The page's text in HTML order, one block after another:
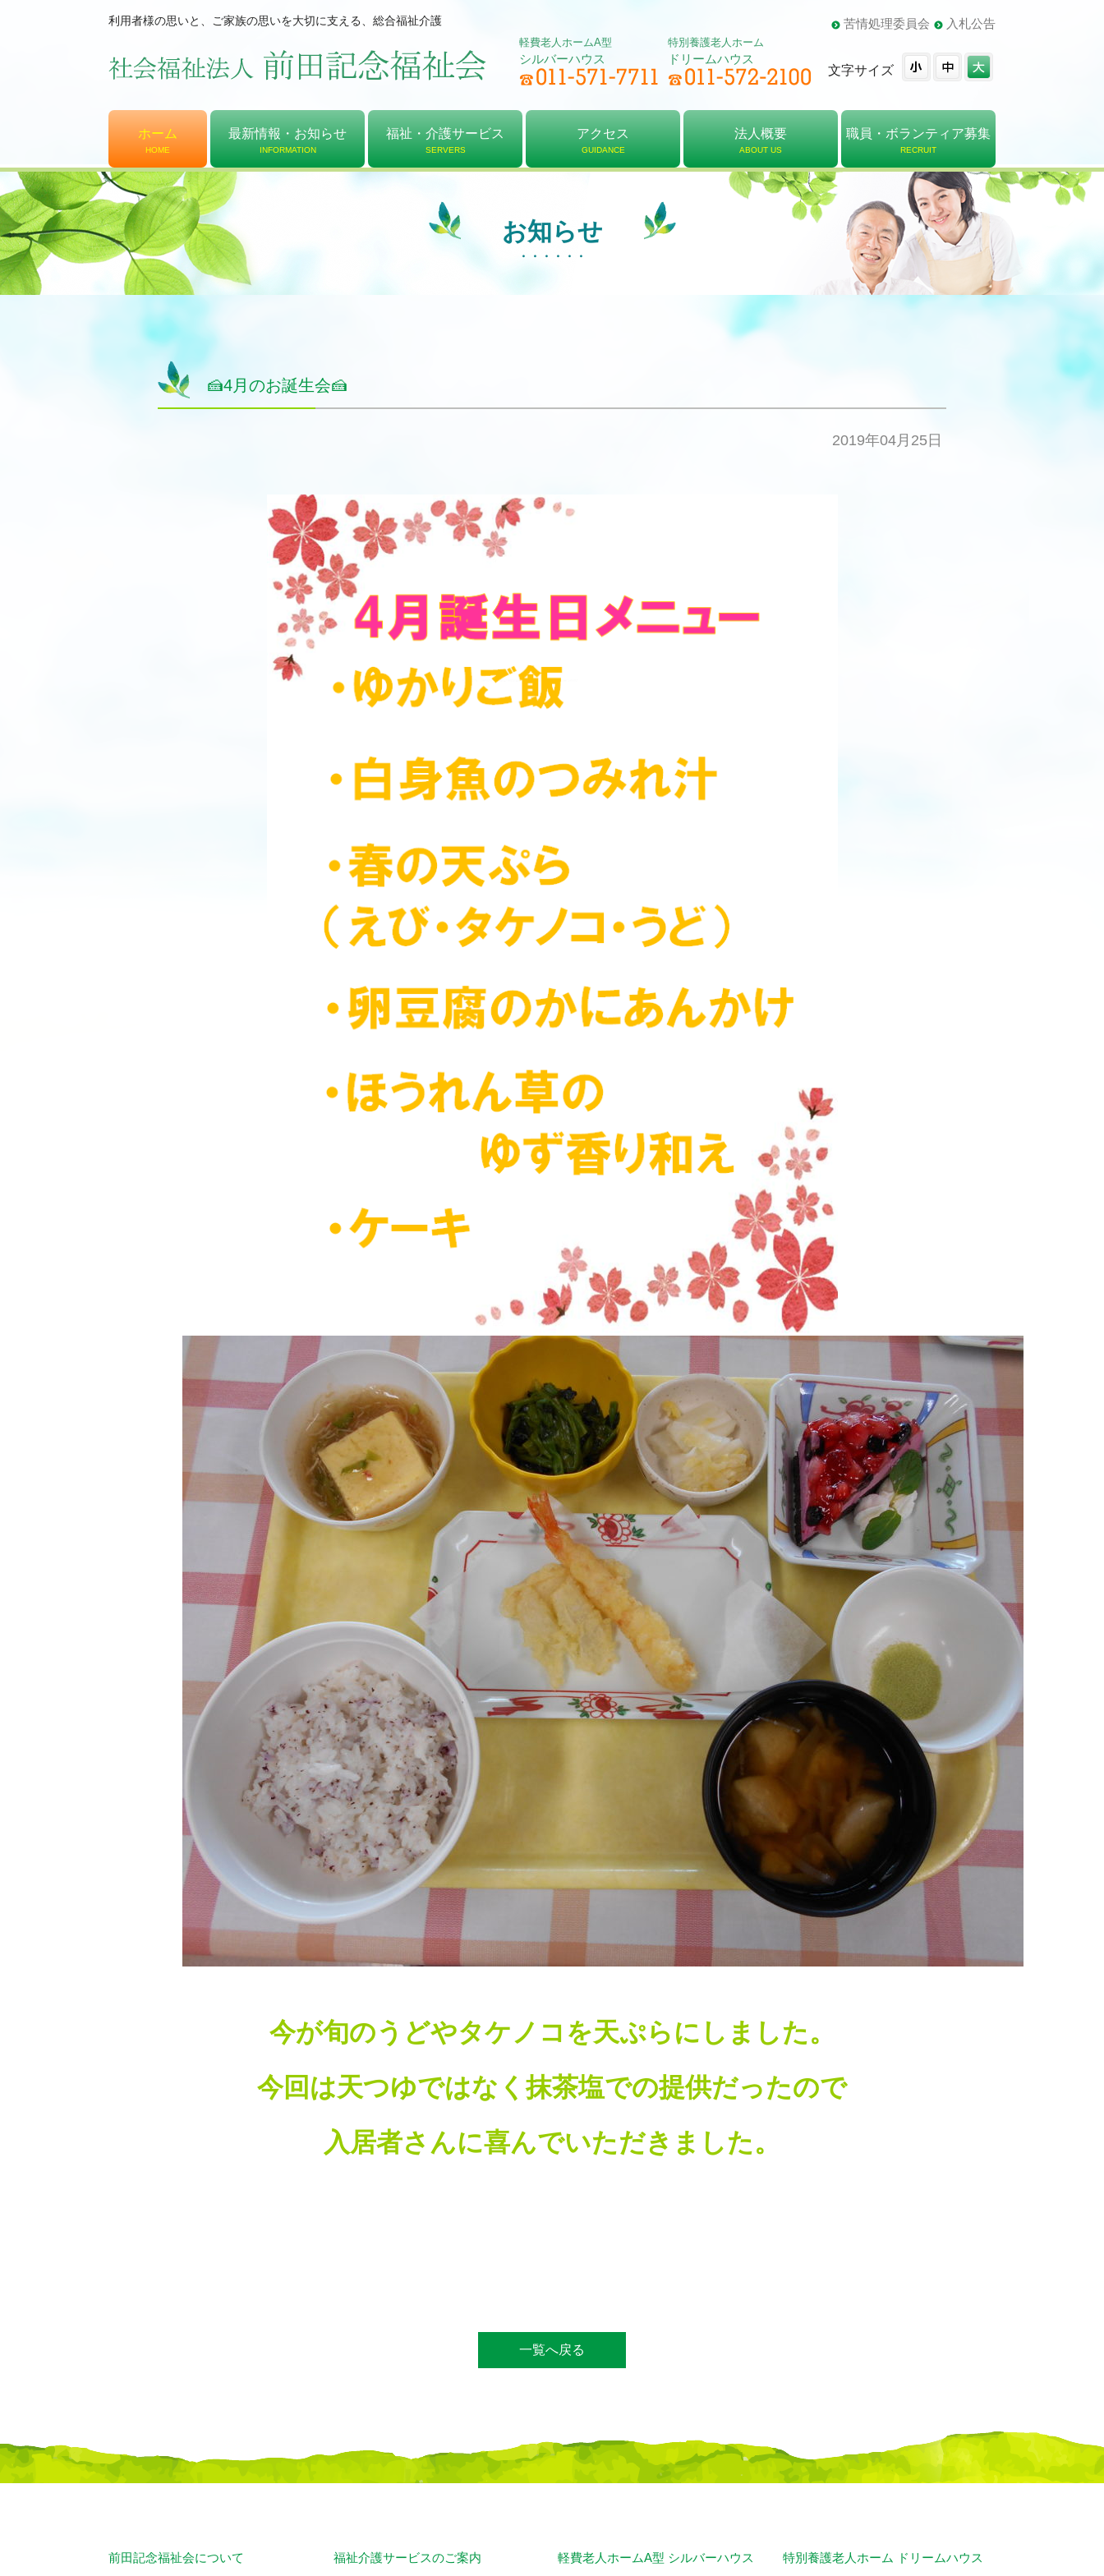
利用者様の思いと、ご家族の思いを大切に支える、総合福祉介護 苦情処理委員会 入札公告
軽費老人ホームA型
シルバーハウス
特別養護老人ホーム
ドリームハウス
文字サイズ
ホーム
HOME
最新情報・お知らせ
INFORMATION
福祉・介護サービス
SERVERS
アクセス
GUIDANCE
法人概要
ABOUT US
法人概要
理念・組織図
決算報告書
職員・ボランティア募集
RECRUIT
お知らせ
🍰4月のお誕生会🍰
2019年04月25日
今が旬のうどやタケノコを天ぷらにしました。
今回は天つゆではなく抹茶塩での提供だったので
入居者さんに喜んでいただきました。
一覧へ戻る
前田記念福祉会について 福祉介護サービスのご案内 軽費老人ホームA型 シルバーハウス 特別養護老人ホーム ドリームハウス